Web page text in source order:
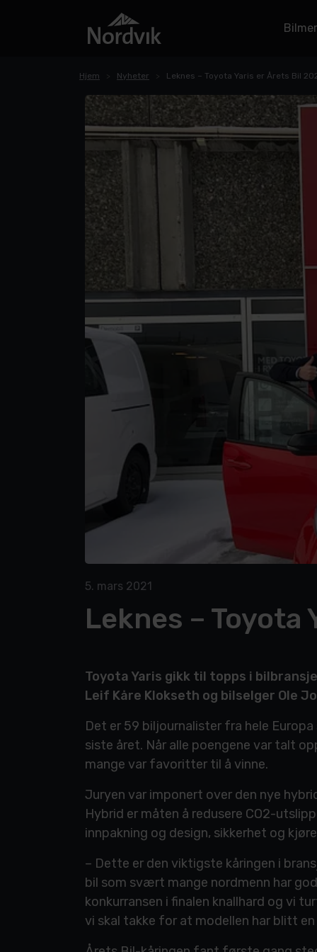
Hjem Nyheter Leknes – Toyota Yaris er Årets Bil
5. mars 2021
Leknes – Toyota
Toyota Yaris gikk til topps i
Leif Kåre Klokseth og bilselger Ole
Det er 59 biljournalister fra hele
siste året. Når alle poengene var talt
mange var favoritter til å vinne.
Juryen var imponert over den nye
Hybrid er måten å redusere CO2-
innpakning og design, sikkerhet og
– Dette er den viktigste kåringen i
bil som svært mange nordmenn har
konkurransen i finalen knallhard og vi
vi skal takke for at modellen har blitt